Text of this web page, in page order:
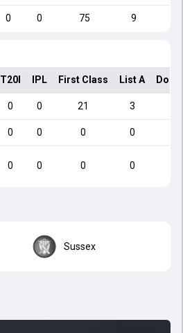
0 0 75 9
T20I IPL First Class List A
0 0 21 3
0 0 0 0
0 0 0 0
Sussex